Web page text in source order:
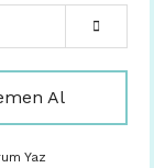
Al
Yaz